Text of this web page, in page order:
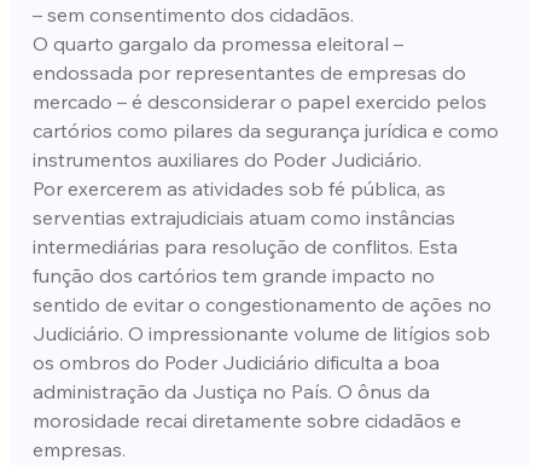
– sem consentimento dos cidadãos.
O quarto gargalo da promessa eleitoral –
endossada por representantes de empresas do
mercado – é desconsiderar o papel exercido pelos
cartórios como pilares da segurança jurídica e como
instrumentos auxiliares do Poder Judiciário.
Por exercerem as atividades sob fé pública, as
serventias extrajudiciais atuam como instâncias
intermediárias para resolução de conflitos. Esta
função dos cartórios tem grande impacto no
sentido de evitar o congestionamento de ações no
Judiciário. O impressionante volume de litígios sob
os ombros do Poder Judiciário dificulta a boa
administração da Justiça no País. O ônus da
morosidade recai diretamente sobre cidadãos e
empresas.